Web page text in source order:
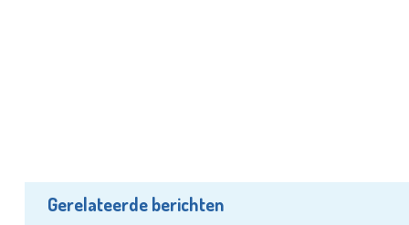
Gerelateerde berichten